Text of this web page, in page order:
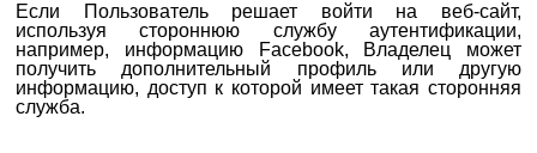
Если Пользователь решает войти на веб-сайт,
используя стороннюю службу аутентификации,
например, информацию Facebook, Владелец может
получить дополнительный профиль или другую
информацию, доступ к которой имеет такая сторонняя
служба.